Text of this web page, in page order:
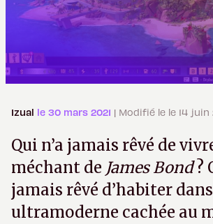
Izual le 30 mars 2021 | Modifié le le 14 juin
Qui n’a jamais rêvé de
méchant de James Bond?
jamais rêvé d’habiter
ultramoderne cachée au